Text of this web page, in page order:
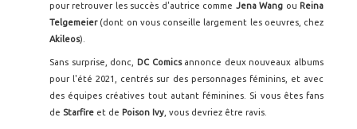
pour retrouver les succès d'autrice comme Jena Wang ou Reina
Telgemeier (dont on vous conseille largement les oeuvres, chez
Akileos).
Sans surprise, donc, DC Comics annonce deux nouveaux albums
pour l'été 2021, centrés sur des personnages féminins, et avec
des équipes créatives tout autant féminines. Si vous êtes fans
de Starfire et de Poison Ivy , vous devriez être ravis.